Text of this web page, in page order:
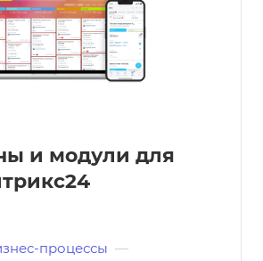
и модули для
процессы —